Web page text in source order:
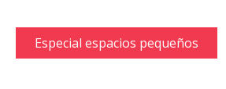
Especial espacios pequeños